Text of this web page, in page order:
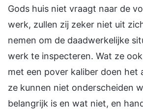
Gods huis niet vraagt naar de
werk, zullen zij zeker niet uit
nemen om de daadwerkelijke
werk te inspecteren. Wat ze
met een pover kaliber doen het
ze kunnen niet onderscheiden
belangrijk is en wat niet, en